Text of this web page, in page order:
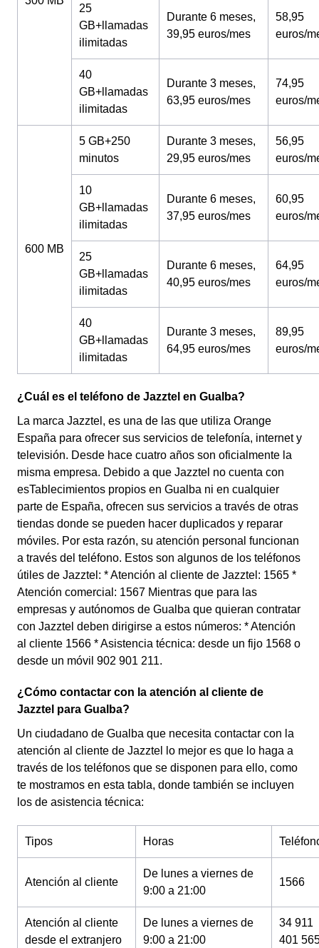
25
GB+llamadas
ilimitadas
Durante 6 meses,
39,95 euros/mes
58,95
euros/
40
GB+llamadas
ilimitadas
Durante 3 meses,
63,95 euros/mes
74,95
euros/
600 MB
5 GB+250
minutos
Durante 3 meses,
29,95 euros/mes
56,95
euros/
10
GB+llamadas
ilimitadas
Durante 6 meses,
37,95 euros/mes
60,95
euros/
25
GB+llamadas
ilimitadas
Durante 6 meses,
40,95 euros/mes
64,95
euros/
40
GB+llamadas
ilimitadas
Durante 3 meses,
64,95 euros/mes
89,95
euros/
¿Cuál es el teléfono de Jazztel en Gualba?
La marca Jazztel, es una de las que utiliza Orange
España para ofrecer sus servicios de telefonía, internet y
televisión. Desde hace cuatro años son oficialmente la
misma empresa. Debido a que Jazztel no cuenta con
esTablecimientos propios en Gualba ni en cualquier
parte de España, ofrecen sus servicios a través de otras
tiendas donde se pueden hacer duplicados y reparar
móviles. Por esta razón, su atención personal funcionan
a través del teléfono. Estos son algunos de los teléfonos
útiles de Jazztel: * Atención al cliente de Jazztel: 1565 *
Atención comercial: 1567 Mientras que para las
empresas y autónomos de Gualba que quieran contratar
con Jazztel deben dirigirse a estos números: * Atención
al cliente 1566 * Asistencia técnica: desde un fijo 1568 o
desde un móvil 902 901 211.
¿Cómo contactar con la atención al cliente de
Jazztel para Gualba?
Un ciudadano de Gualba que necesita contactar con la
atención al cliente de Jazztel lo mejor es que lo haga a
través de los teléfonos que se disponen para ello, como
te mostramos en esta tabla, donde también se incluyen
los de asistencia técnica:
Tipos Horas
Atención al cliente
De lunes a viernes de
9:00 a 21:00
1566
Atención al cliente
desde el extranjero
De lunes a viernes de
9:00 a 21:00
34 911
401